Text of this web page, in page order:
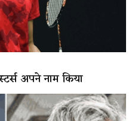
अपने नाम किया